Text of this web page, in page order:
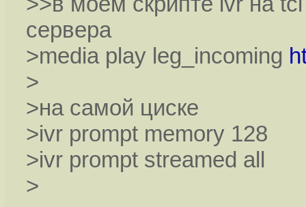
сервера
>media play leg_incoming
>
>на самой циске
>ivr prompt memory 128
>ivr prompt streamed all
>